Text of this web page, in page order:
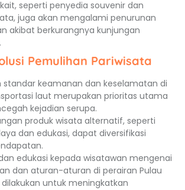
seperti penyedia souvenir dan
juga akan mengalami penurunan
akibat berkurangnya kunjungan
Pemulihan Pariwisata
standar keamanan dan keselamatan di
laut merupakan prioritas utama
kejadian serupa.
produk wisata alternatif, seperti
dan edukasi, dapat diversifikasi
edukasi kepada wisatawan mengenai
dan aturan-aturan di perairan Pulau
dilakukan untuk meningkatkan